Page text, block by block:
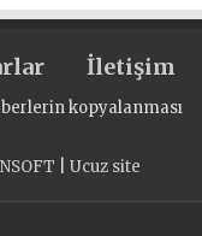
İletişim
kopyalanması
Ucuz site